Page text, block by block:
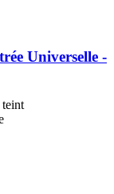
Universelle -​
teint